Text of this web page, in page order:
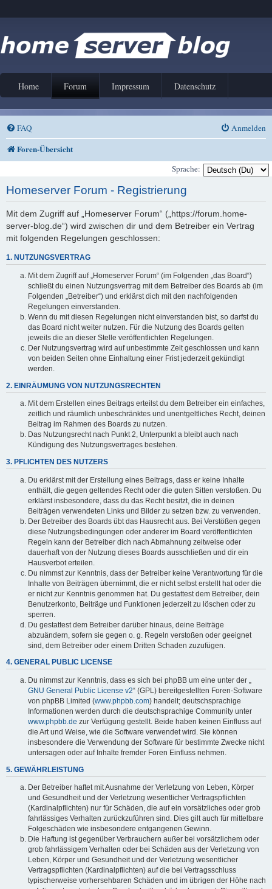
Home Forum Impressum Datenschutz
FAQ Anmelden
Foren-Übersicht
Sprache:
Homeserver Forum - Registrierung
Mit dem Zugriff auf „Homeserver Forum“ („https://forum.home-
server-blog.de“) wird zwischen dir und dem Betreiber ein Vertrag
mit folgenden Regelungen geschlossen:
1. NUTZUNGSVERTRAG
Mit dem Zugriff auf „Homeserver Forum“ (im Folgenden „das Board“)
schließt du einen Nutzungsvertrag mit dem Betreiber des Boards ab (im
Folgenden „Betreiber“) und erklärst dich mit den nachfolgenden
Regelungen einverstanden.
Wenn du mit diesen Regelungen nicht einverstanden bist, so darfst du
das Board nicht weiter nutzen. Für die Nutzung des Boards gelten
jeweils die an dieser Stelle veröffentlichten Regelungen.
Der Nutzungsvertrag wird auf unbestimmte Zeit geschlossen und kann
von beiden Seiten ohne Einhaltung einer Frist jederzeit gekündigt
werden.
2. EINRÄUMUNG VON NUTZUNGSRECHTEN
Mit dem Erstellen eines Beitrags erteilst du dem Betreiber ein einfaches,
zeitlich und räumlich unbeschränktes und unentgeltliches Recht, deinen
Beitrag im Rahmen des Boards zu nutzen.
Das Nutzungsrecht nach Punkt 2, Unterpunkt a bleibt auch nach
Kündigung des Nutzungsvertrages bestehen.
3. PFLICHTEN DES NUTZERS
Du erklärst mit der Erstellung eines Beitrags, dass er keine Inhalte
enthält, die gegen geltendes Recht oder die guten Sitten verstoßen. Du
erklärst insbesondere, dass du das Recht besitzt, die in deinen
Beiträgen verwendeten Links und Bilder zu setzen bzw. zu verwenden.
Der Betreiber des Boards übt das Hausrecht aus. Bei Verstößen gegen
diese Nutzungsbedingungen oder anderer im Board veröffentlichten
Regeln kann der Betreiber dich nach Abmahnung zeitweise oder
dauerhaft von der Nutzung dieses Boards ausschließen und dir ein
Hausverbot erteilen.
Du nimmst zur Kenntnis, dass der Betreiber keine Verantwortung für die
Inhalte von Beiträgen übernimmt, die er nicht selbst erstellt hat oder die
er nicht zur Kenntnis genommen hat. Du gestattest dem Betreiber, dein
Benutzerkonto, Beiträge und Funktionen jederzeit zu löschen oder zu
sperren.
Du gestattest dem Betreiber darüber hinaus, deine Beiträge
abzuändern, sofern sie gegen o. g. Regeln verstoßen oder geeignet
sind, dem Betreiber oder einem Dritten Schaden zuzufügen.
4. GENERAL PUBLIC LICENSE
Du nimmst zur Kenntnis, dass es sich bei phpBB um eine unter der „
GNU General Public License v2“ (GPL) bereitgestellten Foren-Software
von phpBB Limited (www.phpbb.com) handelt; deutschsprachige
Informationen werden durch die deutschsprachige Community unter
www.phpbb.de zur Verfügung gestellt. Beide haben keinen Einfluss auf
die Art und Weise, wie die Software verwendet wird. Sie können
insbesondere die Verwendung der Software für bestimmte Zwecke nicht
untersagen oder auf Inhalte fremder Foren Einfluss nehmen.
5. GEWÄHRLEISTUNG
Der Betreiber haftet mit Ausnahme der Verletzung von Leben, Körper
und Gesundheit und der Verletzung wesentlicher Vertragspflichten
(Kardinalpflichten) nur für Schäden, die auf ein vorsätzliches oder grob
fahrlässiges Verhalten zurückzuführen sind. Dies gilt auch für mittelbare
Folgeschäden wie insbesondere entgangenen Gewinn.
Die Haftung ist gegenüber Verbrauchern außer bei vorsätzlichem oder
grob fahrlässigem Verhalten oder bei Schäden aus der Verletzung von
Leben, Körper und Gesundheit und der Verletzung wesentlicher
Vertragspflichten (Kardinalpflichten) auf die bei Vertragsschluss
typischerweise vorhersehbaren Schäden und im übrigen der Höhe nach